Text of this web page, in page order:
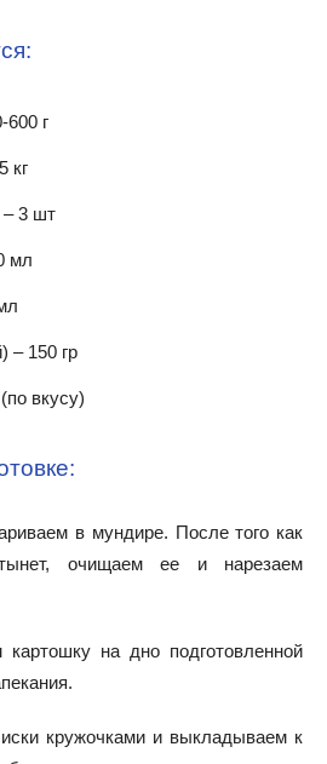
600 г
кг
– 3 шт
мл
– 150 гр
вкусу)
в мундире. После того как
очищаем ее и нарезаем
на дно подготовленной
кружочками и выкладываем к